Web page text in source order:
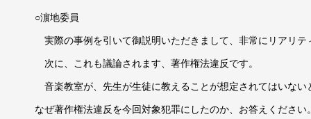
○濵地委員
実際の事例を引いて御説明いただきまして、非常にリアリテ
次に、これも議論されます、著作権法違反です。
音楽教室が、先生が生徒に教えることが想定されてはいな
なぜ著作権法違反を今回対象犯罪にしたのか、お答えください